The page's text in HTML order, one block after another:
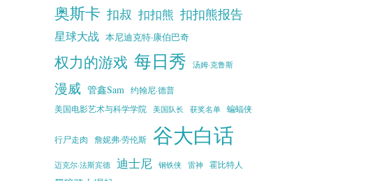
奥斯卡 扣叔 扣扣熊 扣扣熊报告
星球大战 本尼迪克特·康伯巴奇
权力的游戏 每日秀 汤姆·克鲁斯
漫威 管鑫Sam 约翰尼·德普
美国电影艺术与科学学院 美国队长 获奖名单 蝙蝠侠
行尸走肉 詹妮弗·劳伦斯 谷大白话
迈克尔·法斯宾德 迪士尼 钢铁侠 雷神 霍比特人